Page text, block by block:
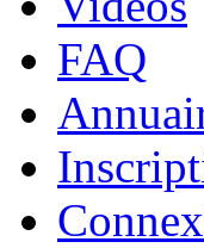
FAQ